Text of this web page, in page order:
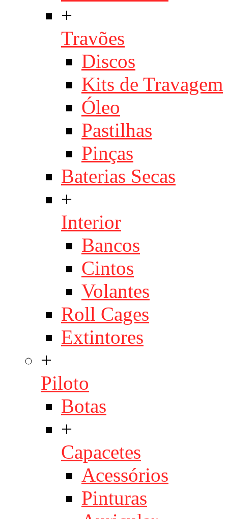
+
Travões
Discos
Kits de Travagem
Óleo
Pastilhas
Pinças
Baterias Secas
+
Interior
Bancos
Cintos
Volantes
Roll Cages
Extintores
+
Piloto
Botas
+
Capacetes
Acessórios
Pinturas